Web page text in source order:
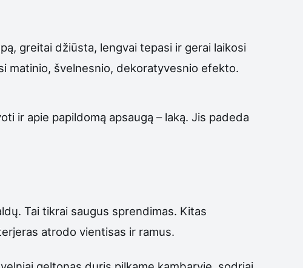
greitai džiūsta, lengvai tepasi ir gerai laikosi
matinio, švelnesnio, dekoratyvesnio efekto.
ir apie papildomą apsaugą – laką. Jis padeda
Tai tikrai saugus sprendimas. Kitas
atrodo vientisas ir ramus.